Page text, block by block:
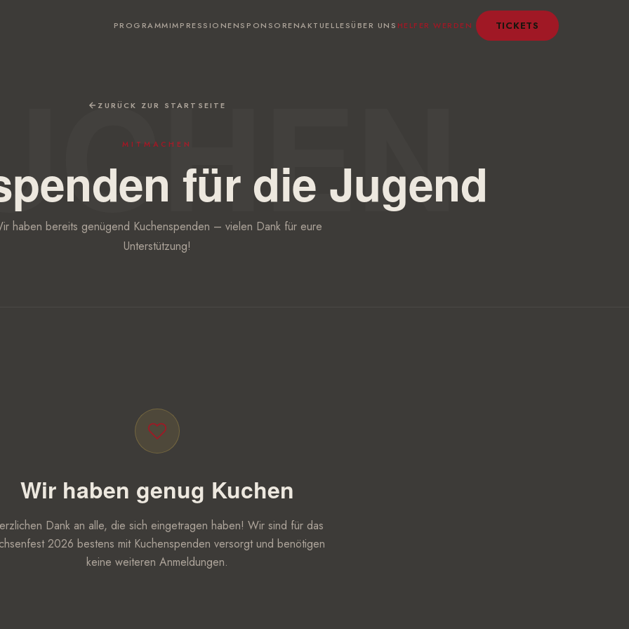
PROGRAMMIMPRESSIONENSPONSORENAKTUELLESÜBER UNS HELFER WERDEN TICKETS
ZURÜCK ZUR STARTSEITE
MITMACHEN
für die Jugend
haben bereits genügend Kuchenspenden – vielen Dank für eure
Unterstützung!
Wir haben genug Kuchen
Dank an alle, die sich eingetragen haben! Wir sind für das
2026 bestens mit Kuchenspenden versorgt und benötigen
keine weiteren Anmeldungen.